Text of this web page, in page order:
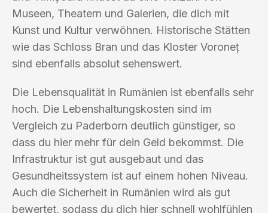
Museen, Theatern und Galerien, die dich mit
Kunst und Kultur verwöhnen. Historische Stätten
wie das Schloss Bran und das Kloster Voroneț
sind ebenfalls absolut sehenswert.
Die Lebensqualität in Rumänien ist ebenfalls sehr
hoch. Die Lebenshaltungskosten sind im
Vergleich zu Paderborn deutlich günstiger, so
dass du hier mehr für dein Geld bekommst. Die
Infrastruktur ist gut ausgebaut und das
Gesundheitssystem ist auf einem hohen Niveau.
Auch die Sicherheit in Rumänien wird als gut
bewertet, sodass du dich hier schnell wohlfühlen